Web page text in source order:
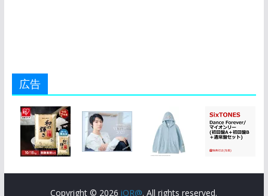
広告
Copyright © 2026 iQR@. All rights reserved.